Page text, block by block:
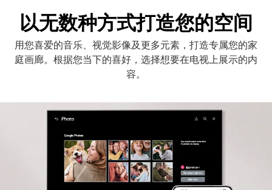
以无数种方式打造您的空间
用您喜爱的音乐、视觉影像及更多元素，打造专属您的家
庭画廊。根据您当下的喜好，选择想要在电视上展示的内
容。